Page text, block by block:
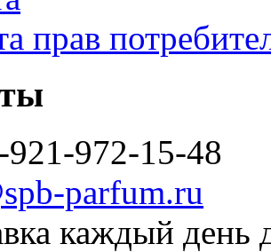
прав
921-972-15-48
parfum.ru
каждый день